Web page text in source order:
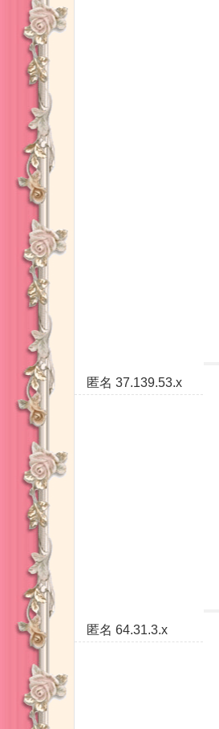
匿名 37.139.53.x
匿名 64.31.3.x